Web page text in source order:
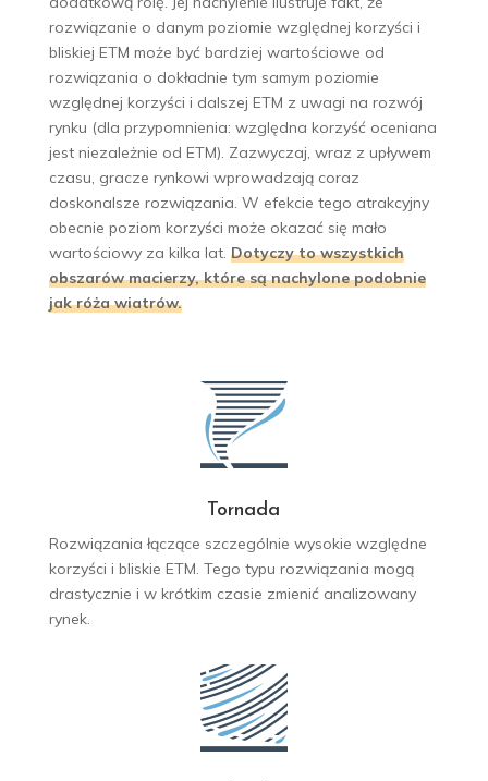
rozwiązanie o danym poziomie względnej korzyści i
bliskiej ETM może być bardziej wartościowe od
rozwiązania o dokładnie tym samym poziomie
względnej korzyści i dalszej ETM z uwagi na rozwój
rynku (dla przypomnienia: względna korzyść oceniana
jest niezależnie od ETM). Zazwyczaj, wraz z upływem
czasu, gracze rynkowi wprowadzają coraz
doskonalsze rozwiązania. W efekcie tego atrakcyjny
obecnie poziom korzyści może okazać się mało
wartościowy za kilka lat. Dotyczy to wszystkich
obszarów macierzy, które są nachylone podobnie
jak róża wiatrów.
Tornada
Rozwiązania łączące szczególnie wysokie względne
korzyści i bliskie ETM. Tego typu rozwiązania mogą
drastycznie i w krótkim czasie zmienić analizowany
rynek.